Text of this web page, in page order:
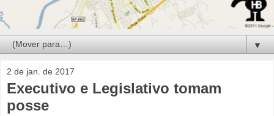
▼
2 de jan. de 2017
Executivo e Legislativo tomam
posse